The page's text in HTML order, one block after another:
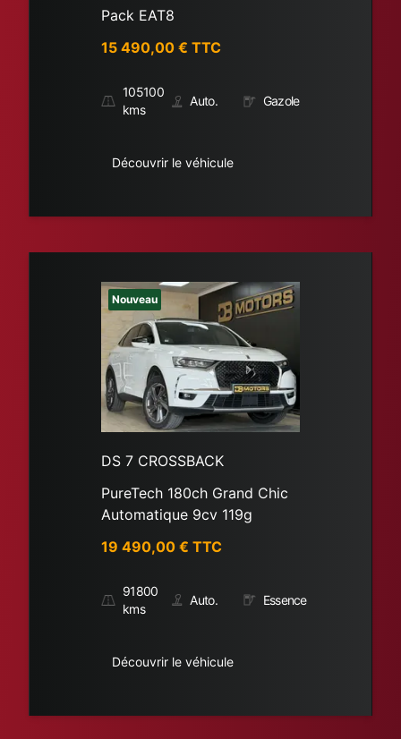
Pack EAT8
15 490,00 € TTC
105100
kms
Auto. Gazole
Découvrir le véhicule
Nouveau
DS 7 CROSSBACK
PureTech 180ch Grand Chic
Automatique 9cv 119g
19 490,00 € TTC
91800
kms
Auto. Essence
Découvrir le véhicule